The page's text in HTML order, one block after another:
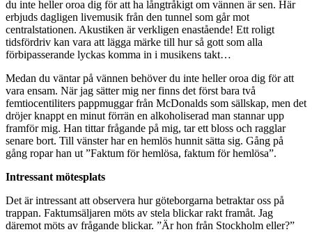
du inte heller oroa dig för att ha långtråkigt om vännen är sen. Här
erbjuds dagligen livemusik från den tunnel som går mot
centralstationen. Akustiken är verkligen enastående! Ett roligt
tidsfördriv kan vara att lägga märke till hur så gott som alla
förbipasserande lyckas komma in i musikens takt…
Medan du väntar på vännen behöver du inte heller oroa dig för att
vara ensam. När jag sätter mig ner finns det först bara två
femtiocentiliters pappmuggar från McDonalds som sällskap, men det
dröjer knappt en minut förrän en alkoholiserad man stannar upp
framför mig. Han tittar frågande på mig, tar ett bloss och ragglar
senare bort. Till vänster har en hemlös hunnit sätta sig. Gång på
gång ropar han ut ”Faktum för hemlösa, faktum för hemlösa”.
Intressant mötesplats
Det är intressant att observera hur göteborgarna betraktar oss på
trappan. Faktumsäljaren möts av stela blickar rakt framåt. Jag
däremot möts av frågande blickar. ”Är hon från Stockholm eller?”